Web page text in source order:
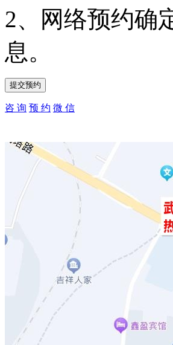
2、网络预约确
息。
咨 询 预 约 微 信